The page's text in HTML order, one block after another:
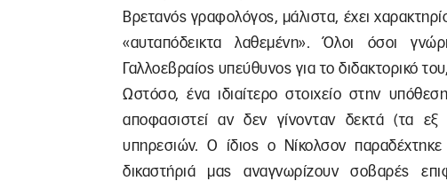
Βρετανός γραφολόγος, μάλιστα, έχει
«αυταπόδεικτα λαθεμένη». Όλοι όσοι
Γαλλοεβραίος υπεύθυνος για το διδακτορικό
Ωστόσο, ένα ιδιαίτερο στοιχείο στην
αποφασιστεί αν δεν γίνονταν δεκτά (τα εξ
υπηρεσιών. Ο ίδιος ο Νίκολσον
δικαστήριά μας αναγνωρίζουν σοβαρές